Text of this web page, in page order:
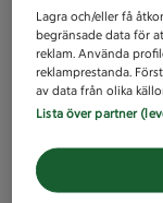
Lagra och/eller få
begränsade data för
reklam. Använda
reklamprestanda.
av data från olika
Lista över partner